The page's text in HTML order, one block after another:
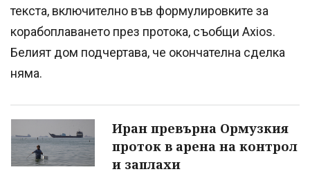
текста, включително във формулировките за
корабоплаването през протока, съобщи Axios.
Белият дом подчертава, че окончателна сделка
няма.
Иран превърна Ормузкия
проток в арена на контрол
и заплахи